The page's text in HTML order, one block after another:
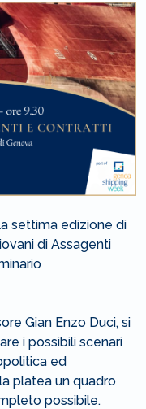
settima edizione di
di Assagenti
Gian Enzo Duci, si
i possibili scenari
ed
platea un quadro
possibile.